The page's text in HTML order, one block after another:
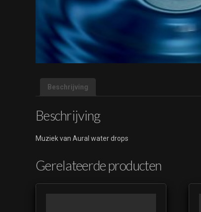
Beschrijving
Beschrijving
Muziek van Aural water drops
Gerelateerde producten